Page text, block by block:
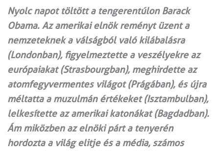
Nyolc napot töltött a tengerentúlon Barack
Obama. Az amerikai elnök reményt üzent a
nemzeteknek a válságból való kilábalásra
(Londonban), figyelmeztette a veszélyekre az
európaiakat (Strasbourgban), meghirdette az
atomfegyvermentes világot (Prágában), és újra
méltatta a muzulmán értékeket (Isztambulban),
lelkesítette az amerikai katonákat (Bagdadban).
Ám miközben az elnöki párt a tenyerén
hordozta a világ elitje és a média, számos